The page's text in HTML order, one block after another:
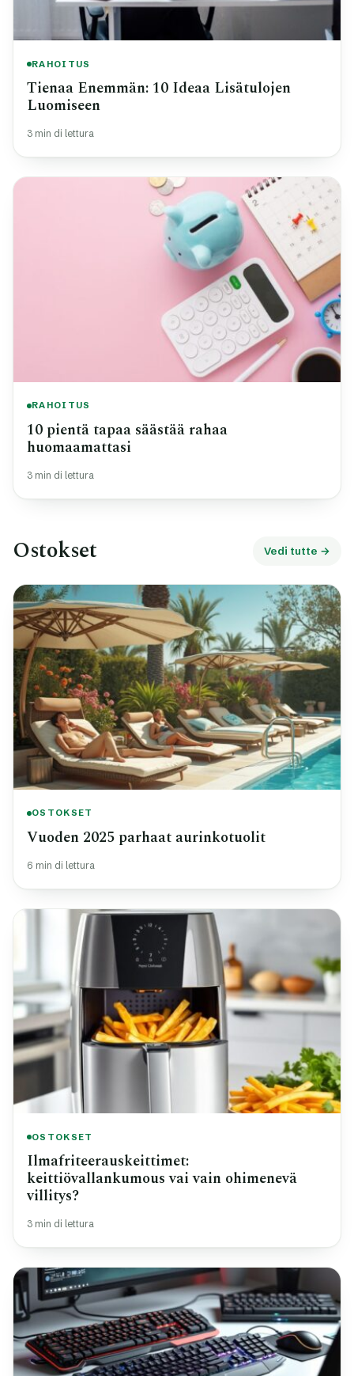
RAHOITUS
Tienaa Enemmän: 10 Ideaa Lisätulojen
Luomiseen
3 min di lettura
RAHOITUS
10 pientä tapaa säästää rahaa
huomaamattasi
3 min di lettura
Ostokset Vedi tutte →
OSTOKSET
Vuoden 2025 parhaat aurinkotuolit
6 min di lettura
OSTOKSET
Ilmafriteerauskeittimet:
keittiövallankumous vai vain ohimenevä
villitys?
3 min di lettura